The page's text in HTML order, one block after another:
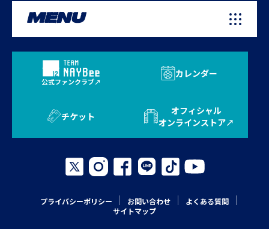
MENU
公式ファンクラブ
カレンダー
チケット
オフィシャル
オンラインストア
プライバシーポリシー お問い合わせ
よくある質問
サイトマップ